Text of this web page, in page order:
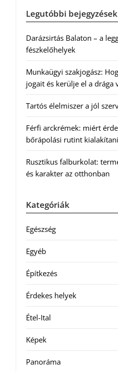
Legutóbbi bejegyzések
Darázsirtás Balaton – a
fészkelőhelyek
Munkaügyi szakjogász:
jogait és kerülje el a drága
Tartós élelmiszer a jól
Férfi arckrémek: miért
bőrápolási rutint
Rusztikus falburkolat:
és karakter az otthonban
Kategóriák
Egészség
Egyéb
Építkezés
Érdekes helyek
Étel-Ital
Képek
Panoráma